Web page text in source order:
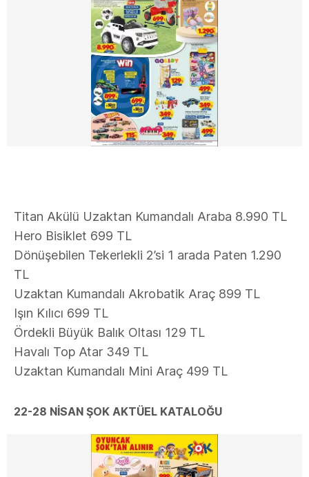
Titan Akülü Uzaktan Kumandalı Araba 8.990 TL
Hero Bisiklet 699 TL
Dönüşebilen Tekerlekli 2’si 1 arada Paten 1.290
TL
Uzaktan Kumandalı Akrobatik Araç 899 TL
Işın Kılıcı 699 TL
Ördekli Büyük Balık Oltası 129 TL
Havalı Top Atar 349 TL
Uzaktan Kumandalı Mini Araç 499 TL
22-28 NİSAN ŞOK AKTÜEL KATALOĞU